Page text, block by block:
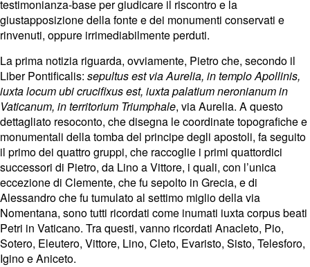
testimonianza-base per giudicare il riscontro e la
giustapposizione della fonte e dei monumenti conservati e
rinvenuti, oppure irrimediabilmente perduti.
La prima notizia riguarda, ovviamente, Pietro che, secondo il
Liber Pontificalis: sepultus est via Aurelia, in templo Apollinis,
iuxta locum ubi crucifixus est, iuxta palatium neronianum in
Vaticanum, in territorium Triumphale, via Aurelia. A questo
dettagliato resoconto, che disegna le coordinate topografiche e
monumentali della tomba del principe degli apostoli, fa seguito
il primo dei quattro gruppi, che raccoglie i primi quattordici
successori di Pietro, da Lino a Vittore, i quali, con l’unica
eccezione di Clemente, che fu sepolto in Grecia, e di
Alessandro che fu tumulato al settimo miglio della via
Nomentana, sono tutti ricordati come inumati iuxta corpus beati
Petri in Vaticano. Tra questi, vanno ricordati Anacleto, Pio,
Sotero, Eleutero, Vittore, Lino, Cleto, Evaristo, Sisto, Telesforo,
Igino e Aniceto.